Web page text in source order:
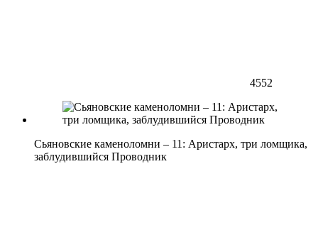
4552
Сьяновские каменоломни – 11: Аристарх, три ломщика,
заблудившийся Проводник